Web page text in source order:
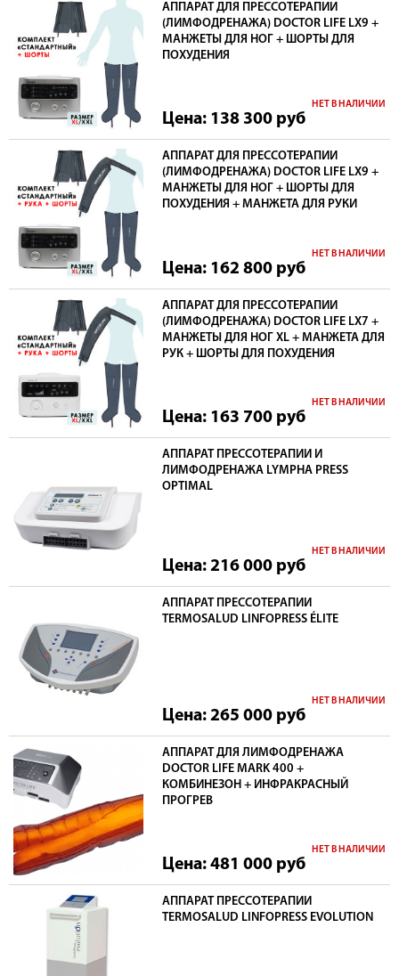
АППАРАТ ДЛЯ ПРЕССОТЕРАПИИ
(ЛИМФОДРЕНАЖА) DOCTOR LIFE LX9 +
МАНЖЕТЫ ДЛЯ НОГ + ШОРТЫ ДЛЯ
ПОХУДЕНИЯ
Цена: 138 300 руб
НЕТ В НАЛИЧИИ
АППАРАТ ДЛЯ ПРЕССОТЕРАПИИ
(ЛИМФОДРЕНАЖА) DOCTOR LIFE LX9 +
МАНЖЕТЫ ДЛЯ НОГ + ШОРТЫ ДЛЯ
ПОХУДЕНИЯ + МАНЖЕТА ДЛЯ РУКИ
Цена: 162 800 руб
НЕТ В НАЛИЧИИ
АППАРАТ ДЛЯ ПРЕССОТЕРАПИИ
(ЛИМФОДРЕНАЖА) DOCTOR LIFE LX7 +
МАНЖЕТЫ ДЛЯ НОГ XL + МАНЖЕТА ДЛЯ
РУК + ШОРТЫ ДЛЯ ПОХУДЕНИЯ
Цена: 163 700 руб
НЕТ В НАЛИЧИИ
АППАРАТ ПРЕССОТЕРАПИИ И
ЛИМФОДРЕНАЖА LYMPHA PRESS
OPTIMAL
Цена: 216 000 руб
НЕТ В НАЛИЧИИ
АППАРАТ ПРЕССОТЕРАПИИ
TERMOSALUD LINFOPRESS ÉLITE
Цена: 265 000 руб
НЕТ В НАЛИЧИИ
АППАРАТ ДЛЯ ЛИМФОДРЕНАЖА
DOCTOR LIFE MARK 400 +
КОМБИНЕЗОН + ИНФРАКРАСНЫЙ
ПРОГРЕВ
Цена: 481 000 руб
НЕТ В НАЛИЧИИ
АППАРАТ ПРЕССОТЕРАПИИ
TERMOSALUD LINFOPRESS EVOLUTION